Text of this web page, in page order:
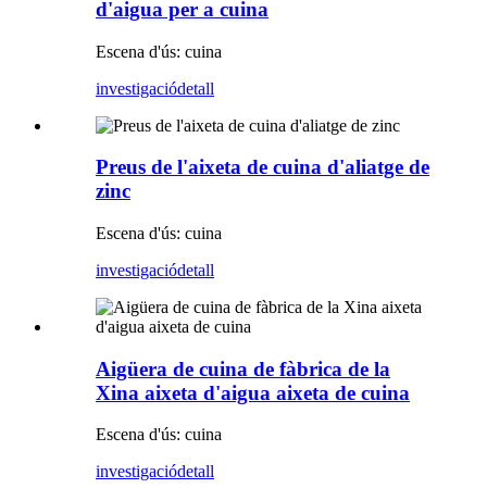
d'aigua per a cuina
Escena d'ús: cuina
investigaciódetall
Preus de l'aixeta de cuina d'aliatge de
zinc
Escena d'ús: cuina
investigaciódetall
Aigüera de cuina de fàbrica de la
Xina aixeta d'aigua aixeta de cuina
Escena d'ús: cuina
investigaciódetall